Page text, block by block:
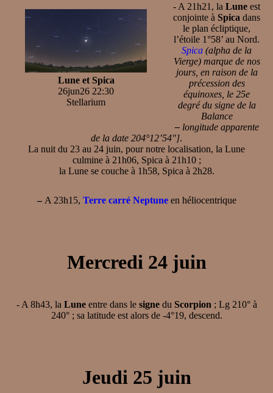
Lune et Spica
26jun26 22:30
Stellarium
- A 21h21, la Lune est
conjointe à Spica dans
le plan écliptique,
l’étoile 1°58’ au Nord.
Spica (alpha de la
Vierge) marque de nos
jours, en raison de la
précession des
équinoxes, le 25e
degré du signe de la
Balance
–longitude apparente
de la date 204°12’54"].
La nuit du 23 au 24 juin, pour notre localisation, la Lune
culmine à 21h06, Spica à 21h10 ;
la Lune se couche à 1h58, Spica à 2h28.
–A 23h15, Terre carré Neptuneen héliocentrique
Mercredi 24 juin
- A 8h43, la Luneentre dans le signedu Scorpion ; Lg 210° à
240° ; sa latitude est alors de -4°19, descend.
Jeudi 25 juin